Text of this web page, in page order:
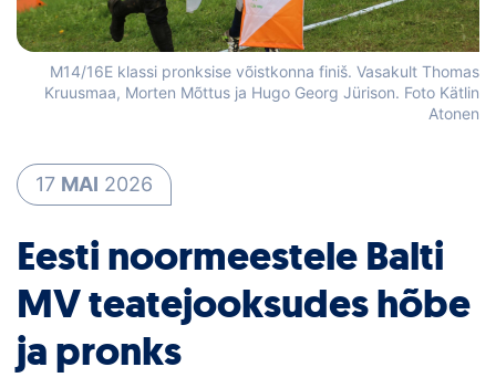
Kontakt
Galerii
Kalender
Koondised
Tule klubisse!
M14/16E klassi pronksise võistkonna finiš. Vasakult Thomas
Kruusmaa, Morten Mõttus ja Hugo Georg Jürison. Foto Kätlin
Atonen
17 MAI 2026
Eesti noormeestele Balti
MV teatejooksudes hõbe
ja pronks